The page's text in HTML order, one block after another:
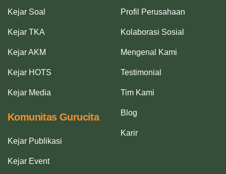
Kejar Soal
Kejar TKA
Kejar AKM
Kejar HOTS
Kejar Media
Komunitas Gurucita
Kejar Publikasi
Kejar Event
Profil Perusahaan
Kolaborasi Sosial
Mengenal Kami
Testimonial
Tim Kami
Blog
Karir